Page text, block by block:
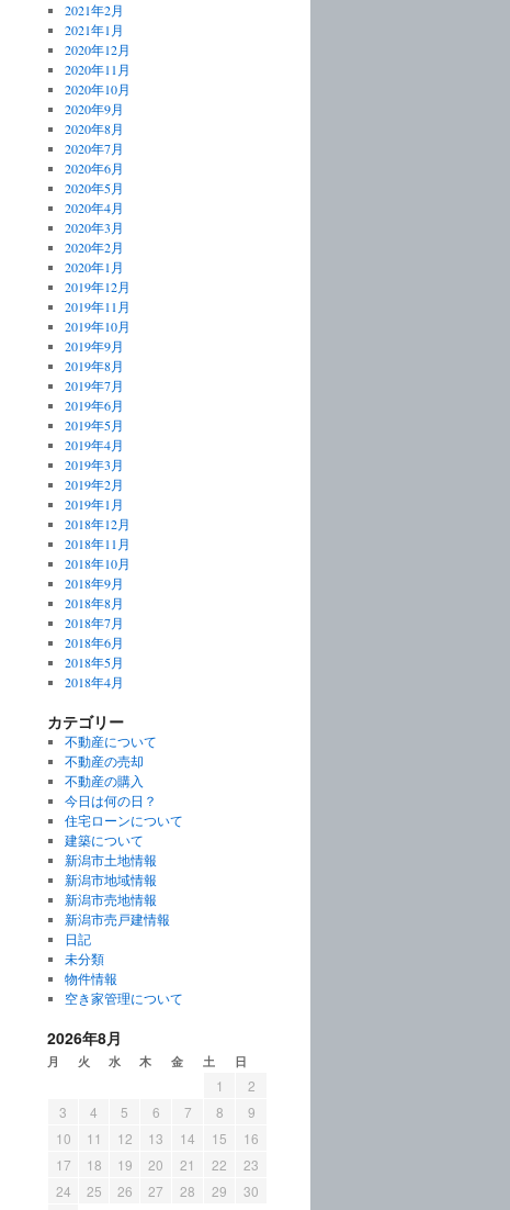
2021年2月
2021年1月
2020年12月
2020年11月
2020年10月
2020年9月
2020年8月
2020年7月
2020年6月
2020年5月
2020年4月
2020年3月
2020年2月
2020年1月
2019年12月
2019年11月
2019年10月
2019年9月
2019年8月
2019年7月
2019年6月
2019年5月
2019年4月
2019年3月
2019年2月
2019年1月
2018年12月
2018年11月
2018年10月
2018年9月
2018年8月
2018年7月
2018年6月
2018年5月
2018年4月
カテゴリー
不動産について
不動産の売却
不動産の購入
今日は何の日？
住宅ローンについて
建築について
新潟市土地情報
新潟市地域情報
新潟市売地情報
新潟市売戸建情報
日記
未分類
物件情報
空き家管理について
2026年8月
月 火 水 木 金 土 日
1
2
3
4 5 6 7 8
9
10
11 12 13 14 15
16
17
18 19 20 21 22
23
24
25 26 27 28 29
30